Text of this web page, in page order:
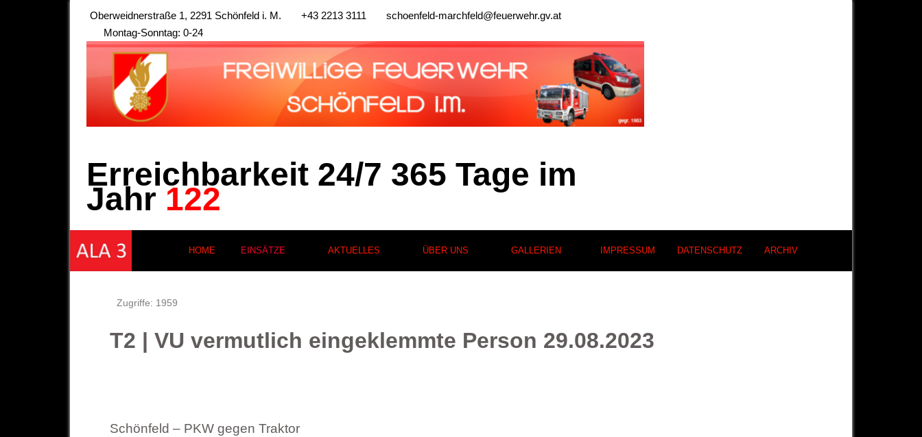
Oberweidnerstraße 1, 2291 Schönfeld i. M. +43 2213 3111
schoenfeld-marchfeld@feuerwehr.gv.at
Montag-Sonntag: 0-24
Erreichbarkeit 24/7 365 Tage im
Jahr 122
HOME EINSÄTZE AKTUELLES ÜBER UNS GALLERIEN IMPRESSUM DATENSCHUTZ ARCHIV
Zugriffe: 1959
T2 | VU vermutlich eingeklemmte Person 29.08.2023
Schönfeld – PKW gegen Traktor